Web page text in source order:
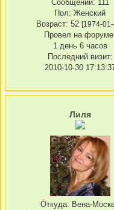
Сообщений: 111
Пол: Женский
Возраст: 52 [1974-
Провел на
1 день 6 часов
Последний визит:
2010-10-30
Лиля
Откуда: Вена-